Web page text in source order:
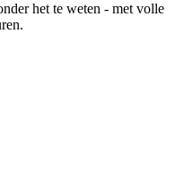
het te weten - met volle